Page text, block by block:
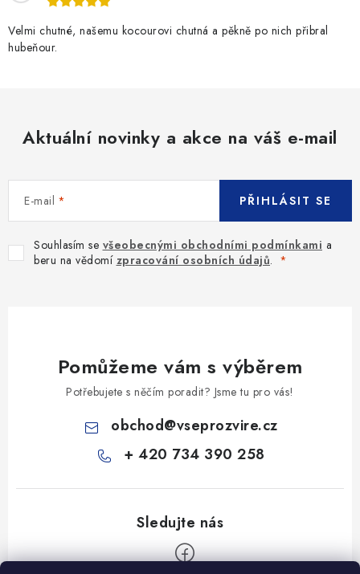
Velmi chutné, našemu kocourovi chutná a pěkně po nich přibral
hubeňour.
Aktuální novinky a akce na váš e-mail
E-mail
Souhlasím se všeobecnými obchodními podmínkami a
beru na vědomí zpracování osobních údajů.
PŘIHLÁSIT SE
Pomůžeme vám s výběrem
Potřebujete s něčím poradit? Jsme tu pro vás!
obchod@vseprozvire.cz
+ 420 734 390 258